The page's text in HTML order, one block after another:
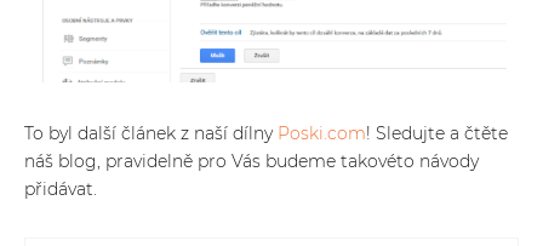
To byl další článek z naší dílny Poski.com! Sledujte a čtěte
náš blog, pravidelně pro Vás budeme takovéto návody
přidávat.